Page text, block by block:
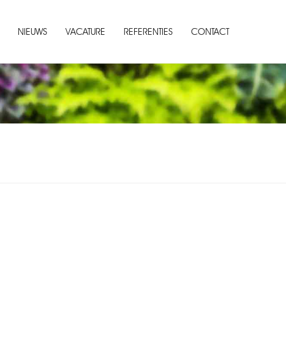
NIEUWS VACATURE REFERENTIES CONTACT